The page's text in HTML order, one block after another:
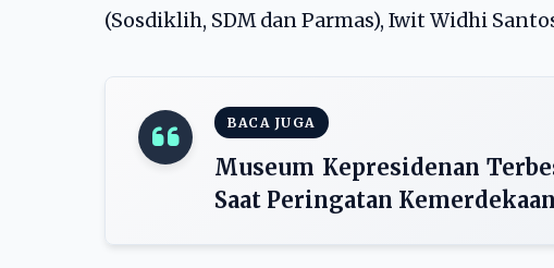
(Sosdiklih, SDM dan Parmas), Iwit Widhi
BACA JUGA
Museum Kepresidenan
Saat Peringatan